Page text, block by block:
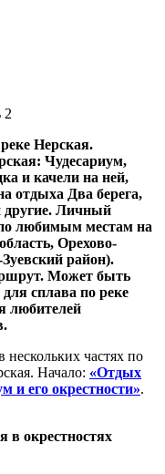
Нерская.
Чудесариум,
и качели на ней,
отдыха Два берега,
другие. Личный
по любимым местам на
Орехово-
район).
Может быть
сплава по реке
любителей
частях по
Начало: «Отдых
и его окрестности».
в окрестностях